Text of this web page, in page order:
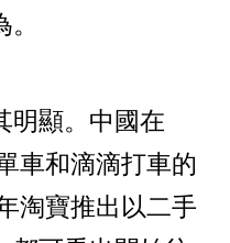
明顯。中國在
車和滴滴打車的
淘寶推出以二手